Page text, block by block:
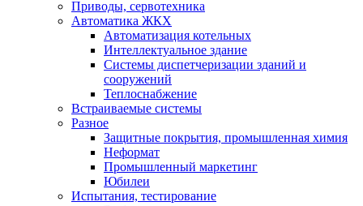
Приводы, сервотехника
Автоматика ЖКХ
Автоматизация котельных
Интеллектуальное здание
Системы диспетчеризации зданий и
сооружений
Теплоснабжение
Встраиваемые системы
Разное
Защитные покрытия, промышленная химия
Неформат
Промышленный маркетинг
Юбилеи
Испытания, тестирование